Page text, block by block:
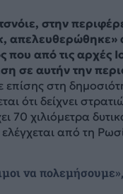
στην
απελευθερώθηκε»
που από τις αρχές
σε αυτήν την
επίσης στη
ότι δείχνει
70 χιλιόμετρα
από τη
να